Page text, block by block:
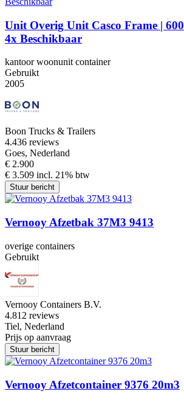
Unit Overig Unit Casco Frame |
4x Beschikbaar
kantoor woonunit container
Gebruikt
2005
Boon Trucks & Trailers
4.436 reviews
Goes, Nederland
€ 2.900
€ 3.509 incl. 21% btw
Stuur bericht
Vernooy Afzetbak 37M3 9413
overige containers
Gebruikt
Vernooy Containers B.V.
4.812 reviews
Tiel, Nederland
Prijs op aanvraag
Stuur bericht
Vernooy Afzetcontainer 9376 20m3